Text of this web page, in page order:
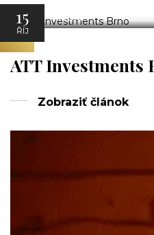
15
ŘÍJ
Média
ATT Investments
Zobraziť článok